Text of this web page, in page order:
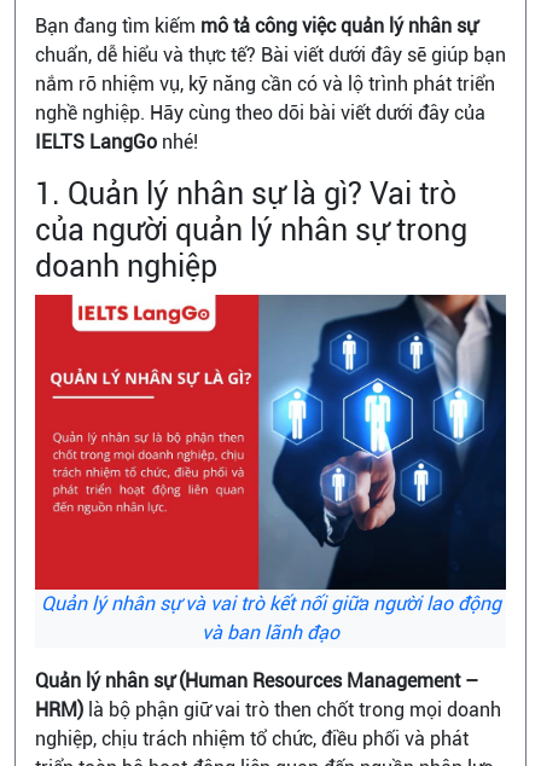
Bạn đang tìm kiếm mô tả công việc quản lý nhân sự
chuẩn, dễ hiểu và thực tế? Bài viết dưới đây sẽ giúp bạn
nắm rõ nhiệm vụ, kỹ năng cần có và lộ trình phát triển
nghề nghiệp. Hãy cùng theo dõi bài viết dưới đây của
IELTS LangGo nhé!
1. Quản lý nhân sự là gì? Vai trò
của người quản lý nhân sự trong
doanh nghiệp
Quản lý nhân sự và vai trò kết nối giữa người lao động
và ban lãnh đạo
Quản lý nhân sự (Human Resources Management –
HRM) là bộ phận giữ vai trò then chốt trong mọi doanh
nghiệp, chịu trách nhiệm tổ chức, điều phối và phát